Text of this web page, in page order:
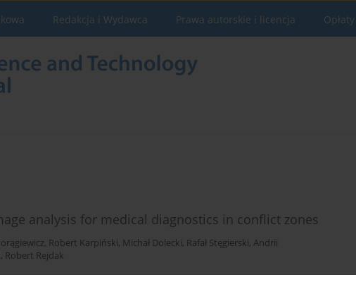
Redakcja i Wydawca Prawa autorskie i licencja
analysis for medical diagnostics in conflict zones
, Robert Karpiński, Michał Dolecki, Rafał Stęgierski, Andrii
, Robert Rejdak